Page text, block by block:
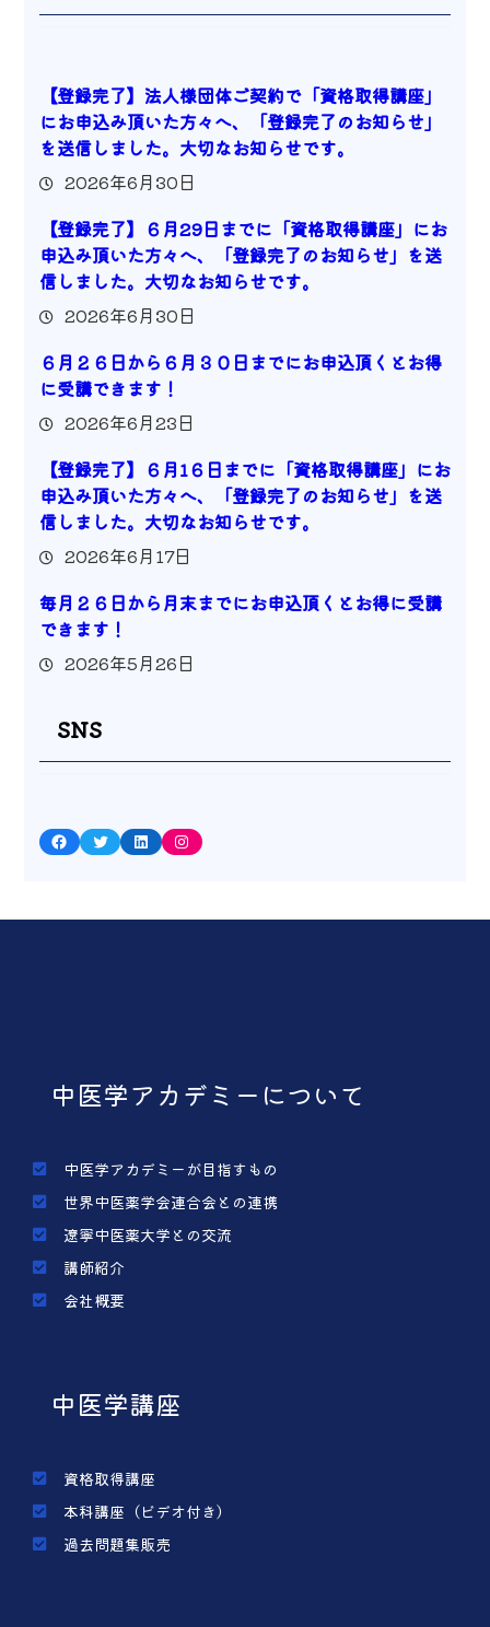
【登録完了】法人様団体ご契約で「資格取得講座」
にお申込み頂いた方々へ、「登録完了のお知らせ」
を送信しました。大切なお知らせです。
2026年6月30日
【登録完了】６月29日までに「資格取得講座」にお
申込み頂いた方々へ、「登録完了のお知らせ」を送
信しました。大切なお知らせです。
2026年6月30日
６月２６日から６月３０日までにお申込頂くとお得
に受講できます！
2026年6月23日
【登録完了】６月1６日までに「資格取得講座」にお
申込み頂いた方々へ、「登録完了のお知らせ」を送
信しました。大切なお知らせです。
2026年6月17日
毎月２６日から月末までにお申込頂くとお得に受講
できます！
2026年5月26日
SNS
Facebook Twitter LinkedIn Instagram
中医学アカデミーについて
中医学アカデミーが目指すもの
世界中医薬学会連合会との連携
遼寧中医薬大学との交流
講師紹介
会社概要
中医学講座
資格取得講座
本科講座（ビデオ付き）
過去問題集販売